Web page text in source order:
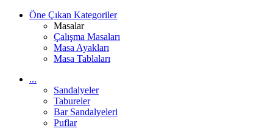
Öne Çıkan Kategoriler
Masalar
Çalışma Masaları
Masa Ayakları
Masa Tablaları
...
Sandalyeler
Tabureler
Bar Sandalyeleri
Puflar